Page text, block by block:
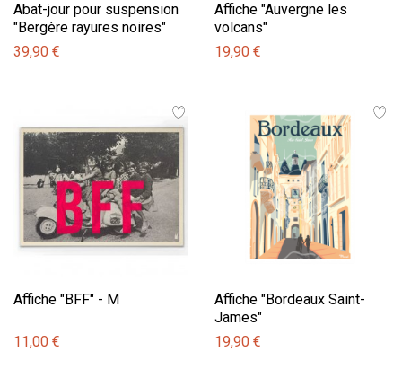
Abat-jour pour suspension
"Bergère rayures noires"
39,90 €
Affiche "Auvergne les
volcans"
19,90 €
Affiche "BFF" - M
11,00 €
Affiche "Bordeaux Saint-
James"
19,90 €